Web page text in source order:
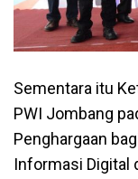
Sementara itu
PWI Jombang
Penghargaan
Informasi Digital